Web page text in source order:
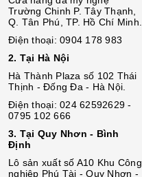
Trường Chinh P. Tây Thạnh,
Q. Tân Phú, TP. Hồ Chí Minh.
Điện thoại: 0904 178 983
2. Tại Hà Nội
Hà Thành Plaza số 102 Thái
Thịnh - Đống Đa - Hà Nội.
Điện thoại: 024 62592629 -
0795 102 666
3. Tại Quy Nhơn - Bình
Định
Lô sản xuất số A10 Khu Công
nghiệp Phú Tài - Quy Nhơn -